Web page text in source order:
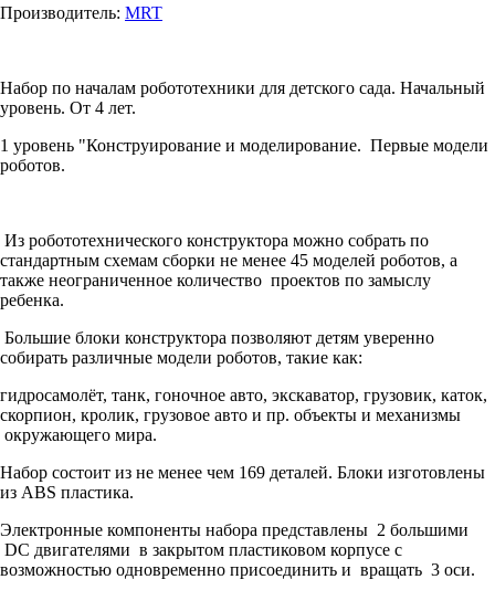
Производитель: MRT
Набор по началам робототехники для детского сада. Начальный
уровень. От 4 лет.
1 уровень "Конструирование и моделирование. Первые модели
роботов.
Из робототехнического конструктора можно собрать по
стандартным схемам сборки не менее 45 моделей роботов, а
также неограниченное количество проектов по замыслу
ребенка.
Большие блоки конструктора позволяют детям уверенно
собирать различные модели роботов, такие как:
гидросамолёт, танк, гоночное авто, экскаватор, грузовик, каток,
скорпион, кролик, грузовое авто и пр. объекты и механизмы
окружающего мира.
Набор состоит из не менее чем 169 деталей. Блоки изготовлены
из ABS пластика.
Электронные компоненты набора представлены 2 большими
DC двигателями в закрытом пластиковом корпусе с
возможностью одновременно присоединить и вращать 3 оси.